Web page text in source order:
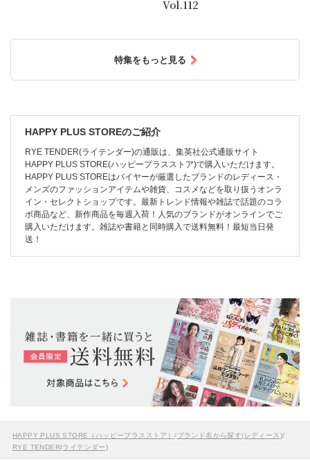
Vol.112
特集をもっと見る
HAPPY PLUS STOREのご紹介
RYE TENDER(ライテンダー)の通販は、集英社公式通販サイト
HAPPY PLUS STORE(ハッピープラスストア)で購入いただけます。
HAPPY PLUS STOREはバイヤーが厳選したブランドのレディース・
メンズのファッションアイテムや雑貨、コスメなどを取り扱うオンラ
イン・セレクトショップです。最新トレンド情報や雑誌で話題のコラ
ボ商品など、新作商品を毎週入荷！人気のブランドがオンラインでご
購入いただけます。雑誌や書籍と同時購入で送料無料！最短当日発
送！
HAPPY PLUS STORE（ハッピープラスストア）/ブランド名から探す(レディース)/
RYE TENDER(ライテンダー)